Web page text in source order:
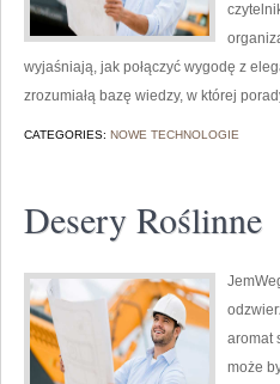
wyjaśniają, jak połączyć wygodę z
zrozumiałą bazę wiedzy, w której
CATEGORIES: NOWE TECHNOLOGIE
Desery Roślinne
aromat
może